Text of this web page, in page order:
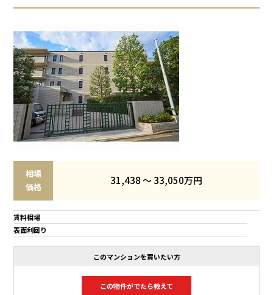
相場
価格
31,438 ～ 33,050万円
賃料相場
表面利回り
このマンションを買いたい方
この物件がでたら教えて